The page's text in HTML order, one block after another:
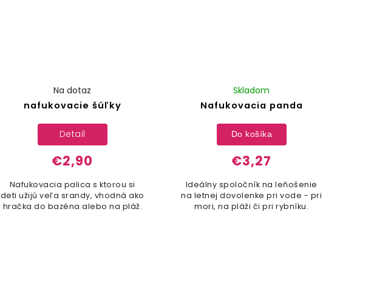
nafukovacie šúľky
Na dotaz
€2,90
Detail
Nafukovacia palica s ktorou si
deti užijú veľa srandy, vhodná ako
hračka do bazéna alebo na pláž.
Nafukovacia panda
Skladom
€3,27
Do košíka
Ideálny spoločník na leňošenie
na letnej dovolenke pri vode - pri
mori, na pláži či pri rybníku.